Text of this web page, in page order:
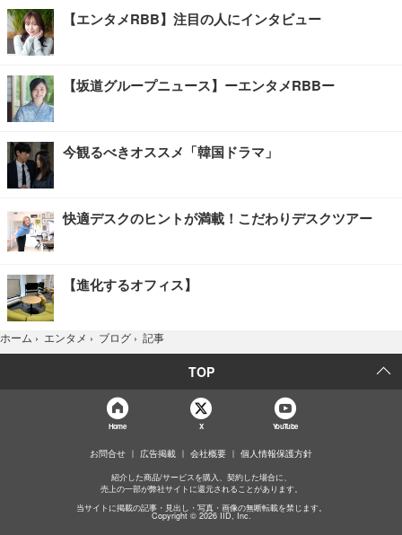
【エンタメRBB】注目の人にインタビュー
【坂道グループニュース】ーエンタメRBBー
今観るべきオススメ「韓国ドラマ」
快適デスクのヒントが満載！こだわりデスクツアー
【進化するオフィス】
ホーム › エンタメ › ブログ › 記事
TOP
Home X YouTube
お問合せ 広告掲載 会社概要 個人情報保護方針
紹介した商品/サービスを購入、契約した場合に、
売上の一部が弊社サイトに還元されることがあります。
当サイトに掲載の記事・見出し・写真・画像の無断転載を禁じます。
Copyright © 2026 IID, Inc.